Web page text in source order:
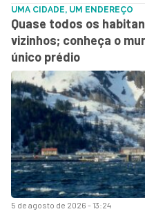
5 de agosto de 2026 - 13:24
UMA CIDADE, UM ENDEREÇO
Quase todos os
vizinhos; conheça o
único prédio